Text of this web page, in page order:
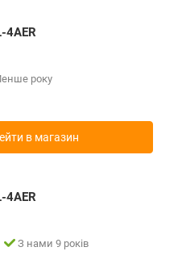
4AER
року
в магазин
4AER
З нами 9 років